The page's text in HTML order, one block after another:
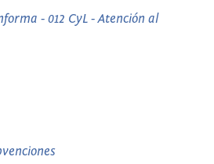
- 012 CyL - Atención al